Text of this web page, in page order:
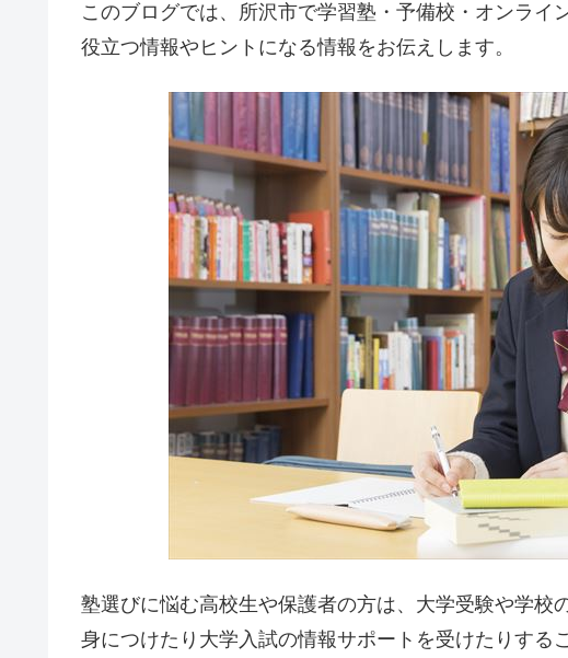
このブログでは、所沢市で学習塾・予備校・オンライ
役立つ情報やヒントになる情報をお伝えします。
塾選びに悩む高校生や保護者の方は、大学受験や学校
身につけたり大学入試の情報サポートを受けたりする